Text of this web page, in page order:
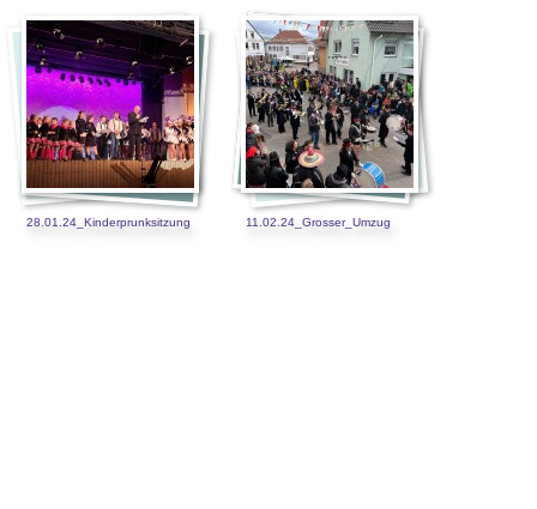
28.01.24_Kinderprunksitzung 11.02.24_Grosser_Umzug